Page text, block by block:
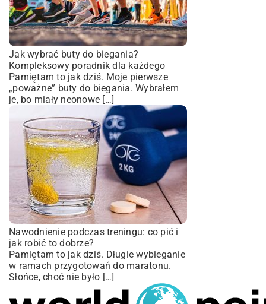
Jak wybrać buty do biegania?
Kompleksowy poradnik dla każdego
Pamiętam to jak dziś. Moje pierwsze
„poważne” buty do biegania. Wybrałem
je, bo miały neonowe […]
Nawodnienie podczas treningu: co pić i
jak robić to dobrze?
Pamiętam to jak dziś. Długie wybieganie
w ramach przygotowań do maratonu.
Słońce, choć nie było […]